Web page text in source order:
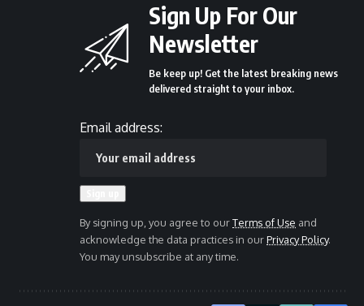
Sign Up For Our
Newsletter
Be keep up! Get the latest breaking news
delivered straight to your inbox.
Email address:
By signing up, you agree to ourTerms of Use and
acknowledge the data practices in ourPrivacy Policy.
You may unsubscribe at any time.